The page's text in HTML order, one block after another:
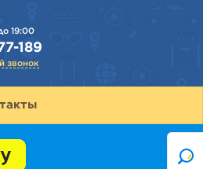
19:00
189
звонок